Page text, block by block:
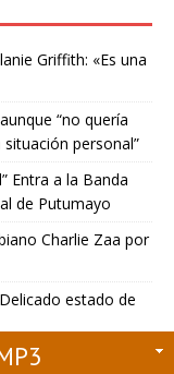
Griffith: «Es una
“no quería
personal”
Entra a la Banda
de Putumayo
Charlie Zaa por
estado de